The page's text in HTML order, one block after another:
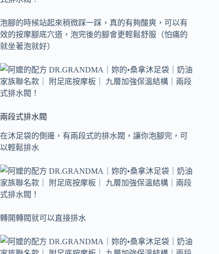
泡腳的時候站起來稍微踩一踩，真的有夠酸爽，可以有
效的按摩腳底穴道，泡完後的腳會更輕鬆舒服（怕痛的
就坐著泡就好）
兩段式排水閥
在沐足袋的側邊，有兩段式的排水閥，讓你泡腳完，可
以輕鬆排水
轉開轉閥就可以直接排水